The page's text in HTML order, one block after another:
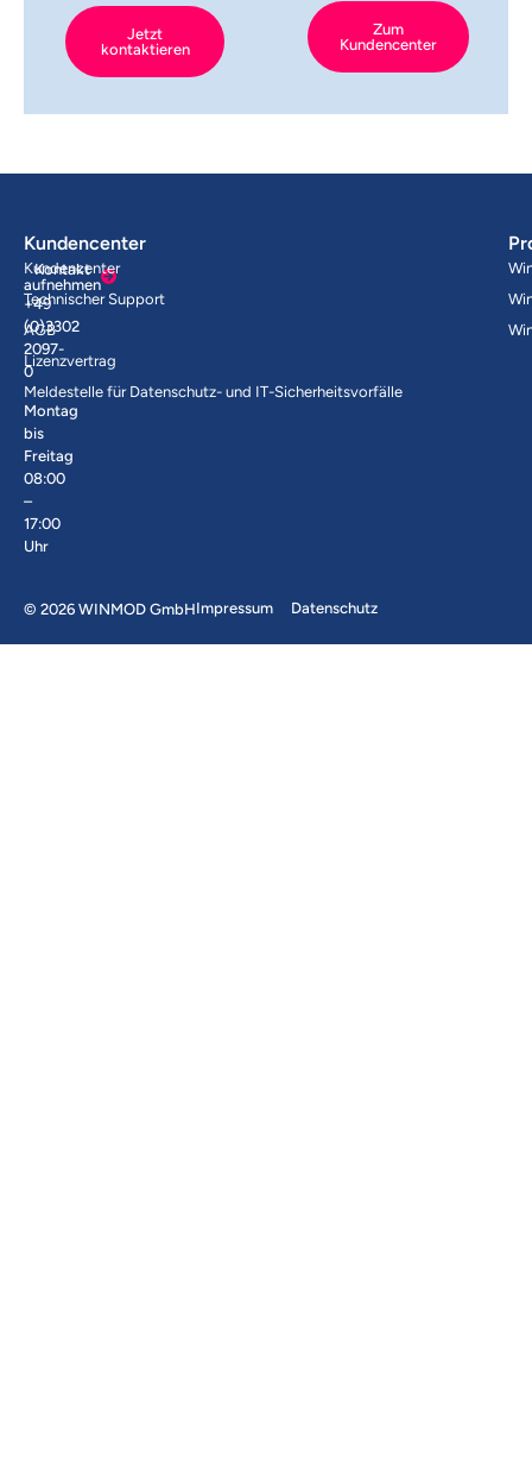
Jetzt
kontaktieren
Zum
Kundencenter
Kontakt
aufnehmen
+49
(0)3302
2097-
0
Montag
bis
Freitag
08:00
–
17:00
Uhr
Kundencenter
Kundencenter
Technischer Support
AGB
Lizenzvertrag
Meldestelle für Datenschutz- und IT-Sicherheitsvorfälle
© 2026 WINMOD GmbHImpressum Datenschutz